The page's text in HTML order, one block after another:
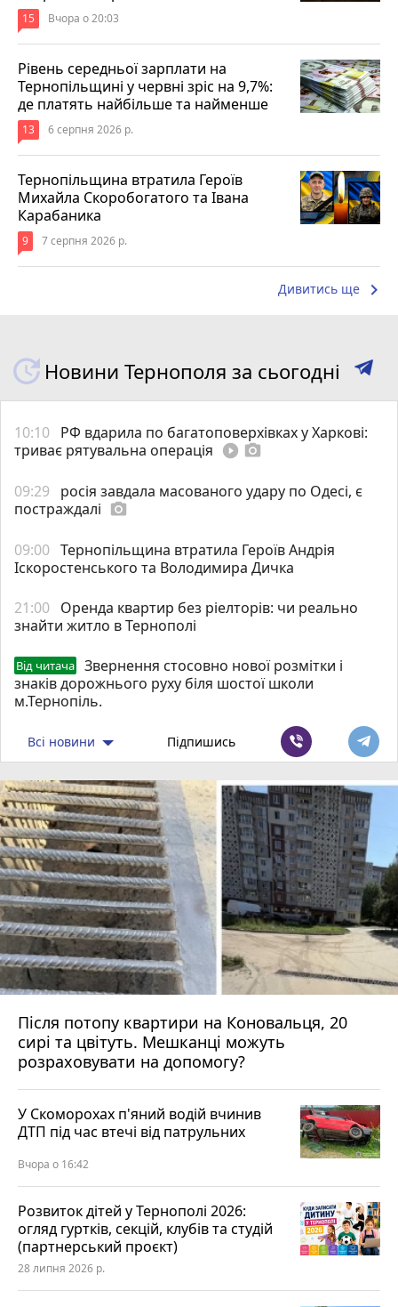
15 Вчора о 20:03
Рівень середньої зарплати на
Тернопільщині у червні зріс на 9,7%:
де платять найбільше та найменше
13 6 серпня 2026 р.
Тернопільщина втратила Героїв
Михайла Скоробогатого та Івана
Карабаника
9 7 серпня 2026 р.
Дивитись ще keyboard_arrow_right
Новини Тернополя за сьогодні
10:10 РФ вдарила по багатоповерхівках у Харкові:
триває рятувальна операція play_circle_filled photo_camera
09:29
росія завдала масованого удару по Одесі, є
постраждалі photo_camera
09:00 Тернопільщина втратила Героїв Андрія
Іскоростенського та Володимира Дичка
21:00 Оренда квартир без ріелторів: чи реально
знайти житло в Тернополі
Від читача
Звернення стосовно нової розмітки і
знаків дорожнього руху біля шостої школи
м.Тернопіль.
Всі новини Підпишись
Після потопу квартири на Коновальця, 20
сирі та цвітуть. Мешканці можуть
розраховувати на допомогу?
У Скоморохах п'яний водій вчинив
ДТП під час втечі від патрульних
Вчора о 16:42
Розвиток дітей у Тернополі 2026:
огляд гуртків, секцій, клубів та студій
(партнерський проєкт)
28 липня 2026 р.